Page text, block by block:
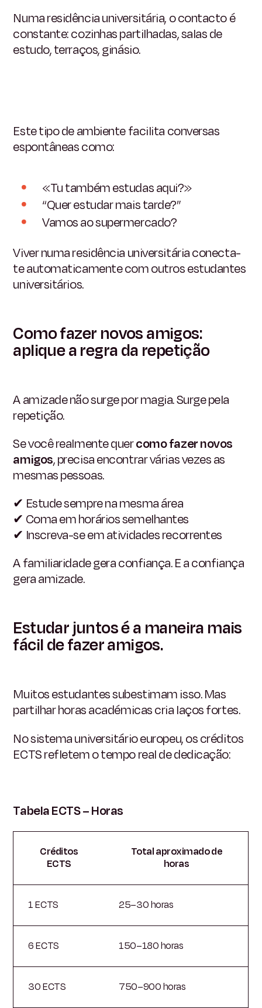
Numa residência universitária, o contacto é
constante: cozinhas partilhadas, salas de
estudo, terraços, ginásio.
Este tipo de ambiente facilita conversas
espontâneas como:
«Tu também estudas aqui?»
“Quer estudar mais tarde?”
Vamos ao supermercado?
Viver numa residência universitária conecta-
te automaticamente com outros estudantes
universitários.
Como fazer novos amigos:
aplique a regra da repetição
A amizade não surge por magia. Surge pela
repetição.
Se você realmente quercomo fazer novos
amigos, precisa encontrar várias vezes as
mesmas pessoas.
✔ Estude sempre na mesma área
✔ Coma em horários semelhantes
✔ Inscreva-se em atividades recorrentes
A familiaridade gera confiança. E a confiança
gera amizade.
Estudar juntos é a maneira mais
fácil de fazer amigos.
Muitos estudantes subestimam isso. Mas
partilhar horas académicas cria laços fortes.
No sistema universitário europeu, os créditos
ECTS refletem o tempo real de dedicação:
Tabela ECTS – Horas
Créditos
ECTS
Total aproximado de
horas
1 ECTS 25–30 horas
6 ECTS 150–180 horas
30 ECTS 750–900 horas